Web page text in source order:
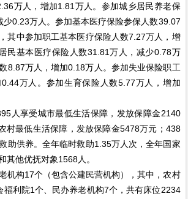
万人，增加1.81万人。参加城乡居民养老保
少0.23万人。参加基本医疗保险参保人数39.07
其中参加职工基本医疗保险人数7.27万人，增
民基本医疗保险人数31.81万人，减少0.78万
8.87万人，增加0.18万人。参加失业保险职工
万人。参加生育保险人数5.77万人，增加
人享受城市最低生活保障，发放保障金2140
村最低生活保障，发放保障金5478万元；438
助供养。全年临时救助1.35万人次，全年国家
其他优抚对象1568人。
机构17个（包含公建民营机构），其中，农村
福利院1个、民办养老机构7个，共有床位2234